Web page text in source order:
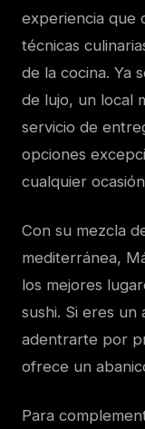
experiencia que
técnicas
de la cocina. Ya
de lujo, un local
servicio de
opciones
cualquier
Con su mezcla
mediterránea,
los mejores
sushi. Si eres un
adentrarte por
ofrece un
Para